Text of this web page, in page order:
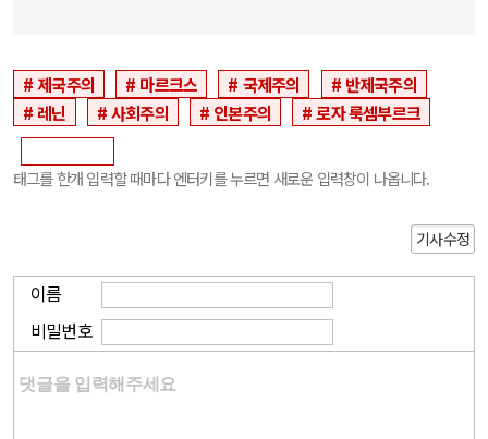
제국주의 마르크스 국제주의
반제국주의
레닌
사회주의 인본주의 로자 룩셈부르크
태그를 한개 입력할 때마다 엔터키를 누르면 새로운 입력창이 나옵니다.
기사수정
이름
비밀번호